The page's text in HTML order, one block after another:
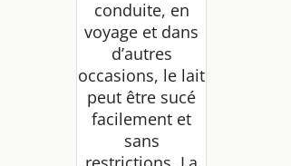
conduite, en
voyage et dans
d’autres
occasions, le lait
peut être sucé
facilement et
sans